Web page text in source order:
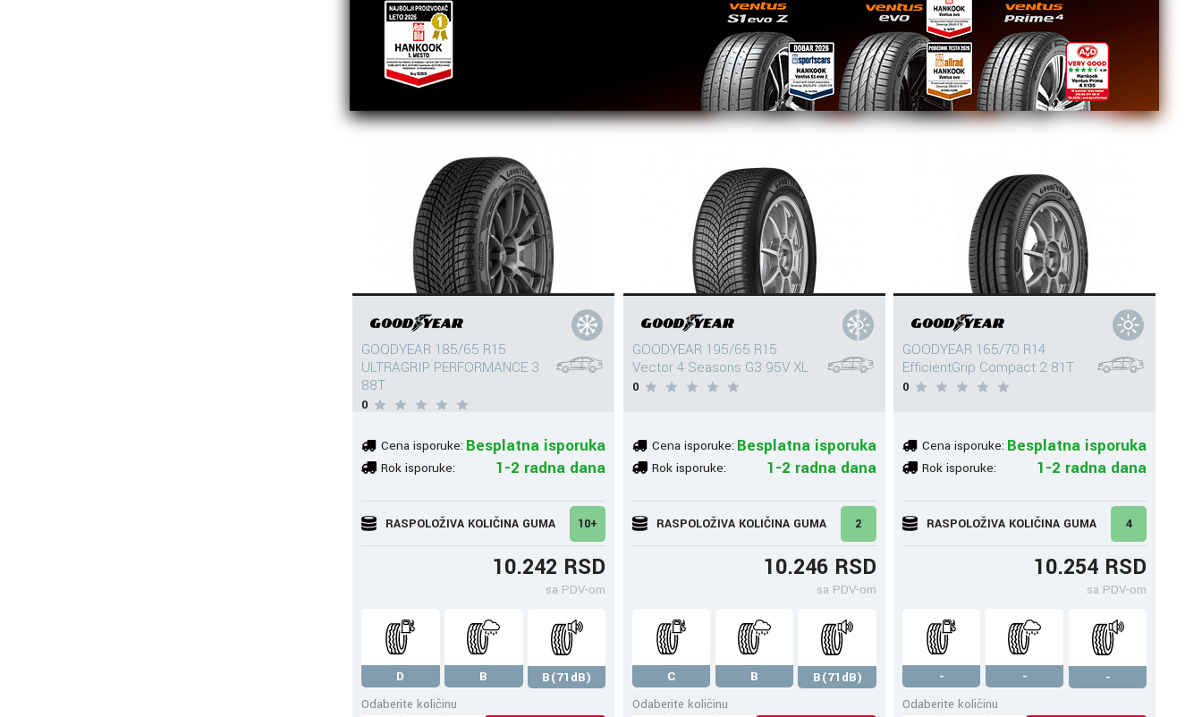
GOODYEAR 185/65 R15
ULTRAGRIP PERFORMANCE 3
88T
0
Cena isporuke: Besplatna isporuka
Rok isporuke: 1-2 radna dana
RASPOLOŽIVA KOLIČINA GUMA 10+
10.242 RSD
sa PDV-om
D B
B(71dB)
Odaberite količinu
GOODYEAR 195/65 R15
Vector 4 Seasons G3 95V XL
0
Cena isporuke: Besplatna isporuka
Rok isporuke: 1-2 radna dana
RASPOLOŽIVA KOLIČINA GUMA 2
10.246 RSD
sa PDV-om
C B
B(71dB)
Odaberite količinu
GOODYEAR 165/70 R14
EfficientGrip Compact 2 81T
0
Cena isporuke: Besplatna isporuka
Rok isporuke: 1-2 radna dana
RASPOLOŽIVA KOLIČINA GUMA 4
10.254 RSD
sa PDV-om
- -
-
Odaberite količinu